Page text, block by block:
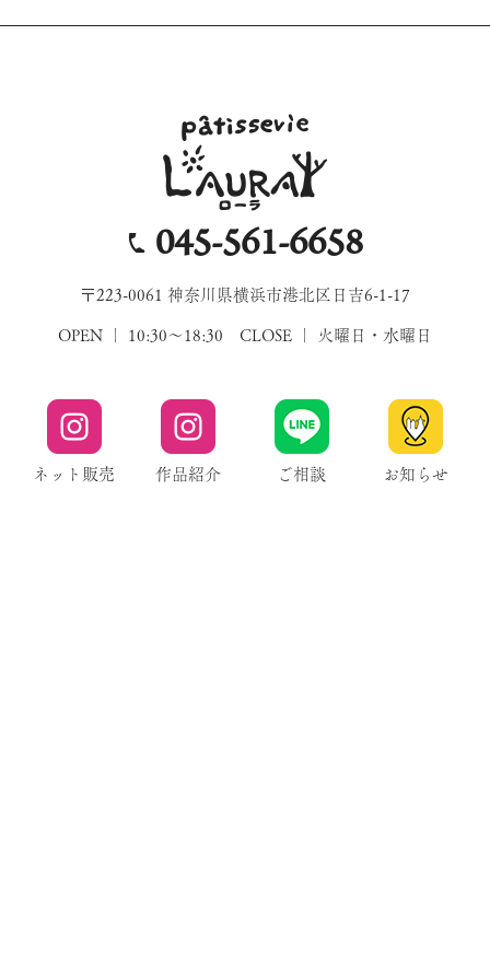
045-561-6658
〒223-0061 神奈川県横浜市港北区日吉6-1-17
OPEN ｜ 10:30～18:30 CLOSE ｜ 火曜日・水曜日
ネット販売 作品紹介 ご相談 お知らせ